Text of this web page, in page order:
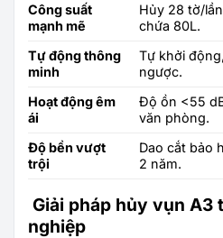
Công suất
mạnh mẽ
Hủy 28 tờ/
chứa 80L.
Tự động thông
minh
Tự khởi
ngược.
Hoạt động êm
ái
Độ ồn <55
văn phòng.
Độ bền vượt
trội
Dao cắt bảo
2 năm.
Giải pháp hủy vụn A3
nghiệp